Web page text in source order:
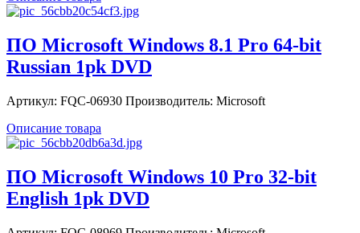
ПО Microsoft Windows 8.1 Pro 64-bit
Russian 1pk DVD
Артикул: FQC-06930 Производитель: Microsoft
Описание товара
ПО Microsoft Windows 10 Pro 32-bit
English 1pk DVD